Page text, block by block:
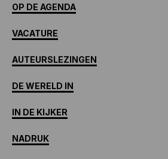
OP DE AGENDA
VACATURE
AUTEURSLEZINGEN
DE WERELD IN
IN DE KIJKER
NADRUK